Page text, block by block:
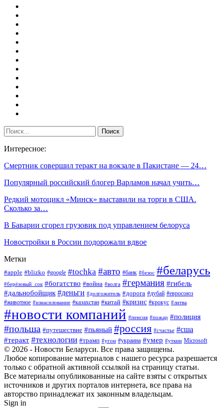
Интересное:
Смертник совершил теракт на вокзале в Пакистане — 24…
Популярный российский блогер Варламов начал учить…
Редкий мотоцикл «Минск» выставили на торги в США.
Сколько за…
В Баварии сгорел грузовик под управлением белоруса
Новостройки в России подорожали вдвое
Метки
#apple #blizko #google #tochka #авто #банк #безос #беларусь
#берёзовый_сок #богатство #война #волга #германия #гибель
#дальнобойщик #деньги #долгожитель #дорога #дубай #евросоюз
#животное #изнасилование #казахстан #китай #кризис #крокус #литва
#новости компаний #пенсия #пожар #полиция
#польша #путешествие #пьяный #россия #счастье #сша
#теракт #технологии #трамп #угон #украина #умер #уткин Microsoft
© 2026 - Новости Беларуси. Все права защищены.
Любое копирование материалов с нашего ресурса разрешается
только с обратной активной ссылкой на страницу статьи.
Все материалы опубликованные на сайте взяты с открытых
источников и других порталов интернета, все права на
авторство принадлежат их законным владельцам.
Sign in